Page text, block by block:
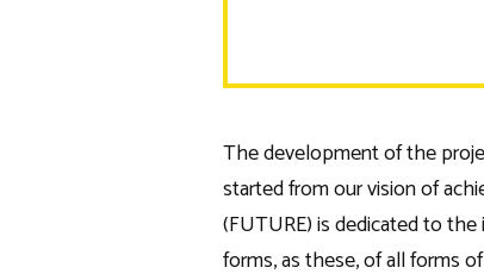
The development of the
started from our vision of
(FUTURE) is dedicated to
forms, as these, of all forms